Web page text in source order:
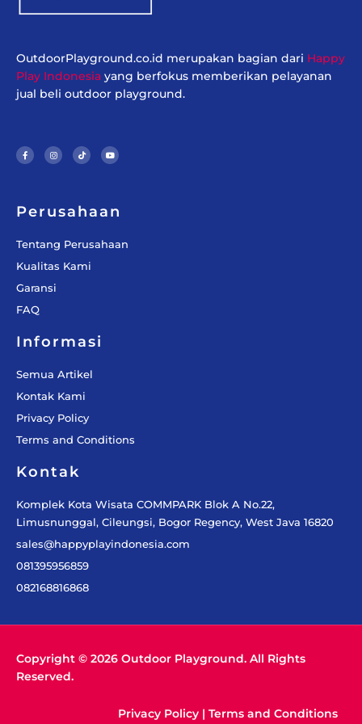
OutdoorPlayground.co.id merupakan bagian dari Happy
Play Indonesia yang berfokus memberikan pelayanan
jual beli outdoor playground.
c
e
b
f
s
t
a
k
t
o
u
t
u
Perusahaan
Tentang Perusahaan
Kualitas Kami
Garansi
FAQ
Informasi
Semua Artikel
Kontak Kami
Privacy Policy
Terms and Conditions
Kontak
Komplek Kota Wisata COMMPARK Blok A No.22,
Limusnunggal, Cileungsi, Bogor Regency, West Java 16820
sales@happyplayindonesia.com
081395956859
082168816868
Copyright © 2026 Outdoor Playground. All Rights
Reserved.
Privacy Policy | Terms and Conditions